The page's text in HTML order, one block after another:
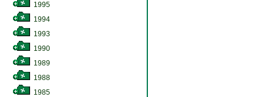
1995
1994
1993
1990
1989
1988
1985